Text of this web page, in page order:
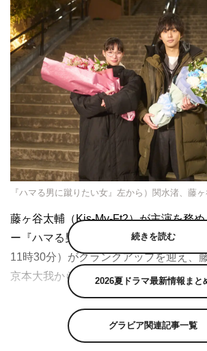
『ハマる男に蹴りたい女』左から）関水渚、藤
藤ヶ谷太輔（Kis-My-Ft2）が主演を務
ー『ハマる男に蹴りたい女』（テレビ
11時30分）がクランクアップを迎え、
京本大我からコメントが到着した。
人気コミック誌「Kiss」で絶賛連載中
たい女』（天沢アキ／講談社）をドラ
生の沼にハマッた元エリート管理人・
続きを読む
2026夏ドラマ最新情報まと
グラビア関連記事一覧